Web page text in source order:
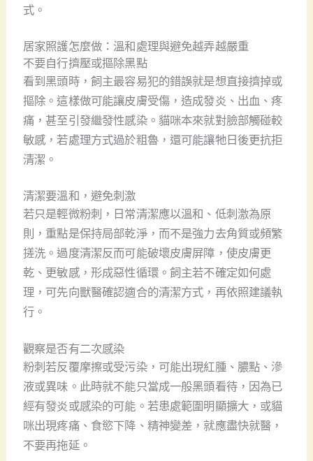
式。
居家照護怎麼做：溫和處理與避免越弄越嚴重
不要自行擠壓或摳除黑點
看到黑頭時，飼主最容易犯的錯誤就是想直接擠掉或
摳除。這樣做可能讓皮膚受傷，造成發炎、出血、疼
痛，甚至引發繼發性感染。貓咪本來就對臉部觸碰較
敏感，若處理方式過於粗魯，還可能讓牠日後更抗拒
清潔。
清潔要溫和，避免刺激
若只是輕微粉刺，日常清潔應以溫和、低刺激為原
則，重點是保持局部乾淨，而不是強力去角質或頻繁
搓洗。過度清潔反而可能破壞皮膚屏障，使皮膚更
乾、更敏感，形成惡性循環。飼主若不確定如何處
理，可先向獸醫確認適合的清潔方式，再依照建議執
行。
觀察是否有二次感染
粉刺若反覆摩擦或受污染，可能出現紅腫、膿點、滲
液或異味。此時就不能只當成一般黑頭看待，因為已
經有發炎或感染的可能。若患處範圍明顯擴大，或貓
咪出現疼痛、食慾下降、精神變差，就應盡快就醫，
不要再拖延。